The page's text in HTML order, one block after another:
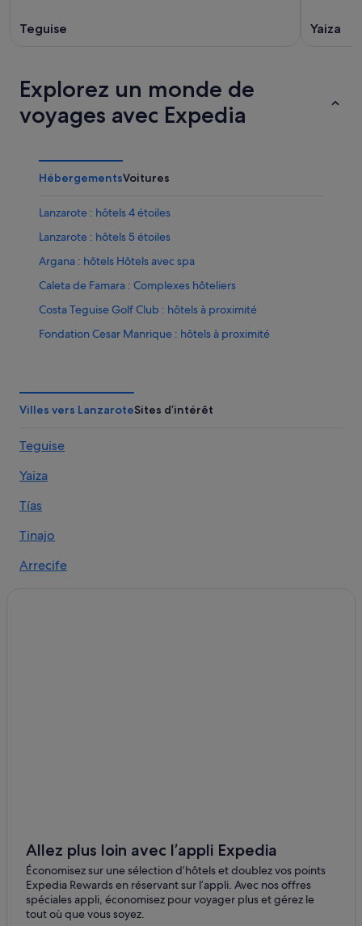
Teguise Yaiza
Explorez un monde de
voyages avec Expedia
HébergementsVoitures
Lanzarote : hôtels 4 étoiles
Lanzarote : hôtels 5 étoiles
Argana : hôtels Hôtels avec spa
Caleta de Famara : Complexes hôteliers
Costa Teguise Golf Club : hôtels à proximité
Fondation Cesar Manrique : hôtels à proximité
La Costa : Maison d’hôtes
La Costa : Lodges
La Costa : Résidences de vacances
La Costa : Complexes hôteliers
La Florida : hôtels
La Vegueta : Maison d’hôtes
Lanzarote : hôtels Hôtels d’affaires
Lanzarote : hôtels Hôtels dans un domaine viticole
Lanzarote : hôtels Hôtels-boutiques
Villes vers LanzaroteSites d’intérêt
Teguise
Yaiza
Tías
Tinajo
Arrecife
El Islote
Caleta de Famara
Allez plus loin avec l’appli Expedia
Économisez sur une sélection d’hôtels et doublez vos points
Expedia Rewards en réservant sur l’appli. Avec nos offres
spéciales appli, économisez pour voyager plus et gérez le
tout où que vous soyez.